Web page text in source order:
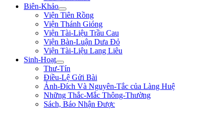
Biên-Khảo
Viện Tiên Rồng
Viện Thánh Gióng
Viện Tài-Liệu Trầu Cau
Viện Bàn-Luận Dưa Đỏ
Viện Tài-Liệu Lang Liêu
Sinh-Hoạt
Thư-Tín
Điều-Lệ Gửi Bài
Ảnh-Đích Và Nguyên-Tắc của Làng Huệ
Những Thắc-Mắc Thông-Thường
Sách, Báo Nhận Được